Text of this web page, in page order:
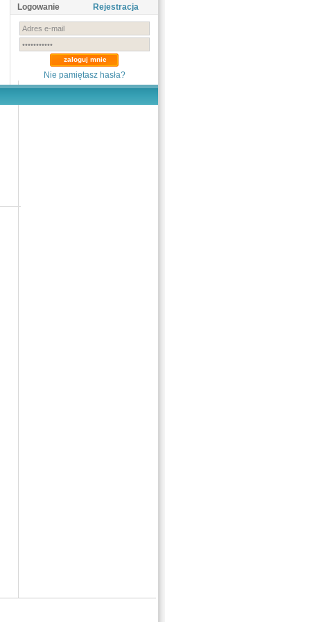
Logowanie Rejestracja
Nie pamiętasz hasła?